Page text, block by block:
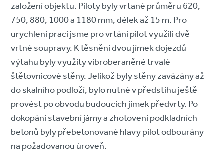
založení objektu. Piloty byly vrtané průměru 620,
750, 880, 1000 a 1180 mm, délek až 15 m. Pro
urychlení prací jsme pro vrtání pilot využili dvě
vrtné soupravy. K těsnění dvou jímek dojezdů
výtahu byly využity vibroberaněné trvalé
štětovnicové stěny. Jelikož byly stěny zavázány až
do skalního podloží, bylo nutné v předstihu ještě
provést po obvodu budoucích jímek předvrty. Po
dokopání stavební jámy a zhotovení podkladních
betonů byly přebetonované hlavy pilot odbourány
na požadovanou úroveň.